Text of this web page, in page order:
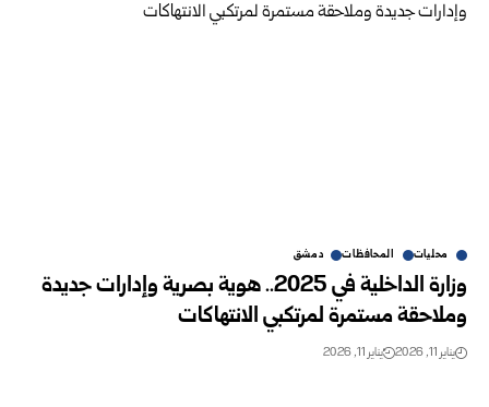
محليات المحافظات دمشق
وزارة الداخلية في 2025.. هوية بصرية وإدارات جديدة
وملاحقة مستمرة لمرتكبي الانتهاكات
يناير 11, 2026 يناير 11, 2026